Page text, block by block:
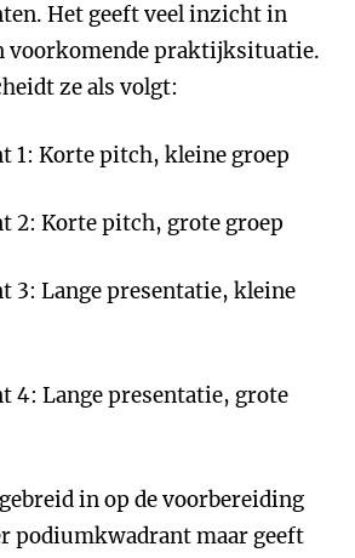
Het geeft veel inzicht in
voorkomende praktijksituatie.
ze als volgt:
1: Korte pitch, kleine groep
2: Korte pitch, grote groep
3: Lange presentatie, kleine
4: Lange presentatie, grote
in op de voorbereiding
podiumkwadrant maar geeft